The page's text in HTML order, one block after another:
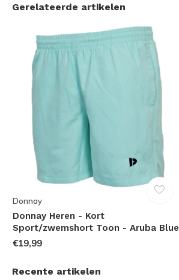
Gerelateerde artikelen
Donnay
Donnay Heren - Kort
Sport/zwemshort Toon - Aruba Blue
€19,99
Recente artikelen